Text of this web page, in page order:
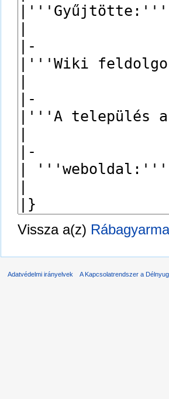
Vissza a(z)
Adatvédelmi irányelvek A Kapcsolatrendszer a